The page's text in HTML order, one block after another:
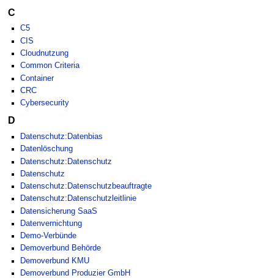
C
C5
CIS
Cloudnutzung
Common Criteria
Container
CRC
Cybersecurity
D
Datenschutz:Datenbias
Datenlöschung
Datenschutz:Datenschutz
Datenschutz
Datenschutz:Datenschutzbeauftragte
Datenschutz:Datenschutzleitlinie
Datensicherung SaaS
Datenvernichtung
Demo-Verbünde
Demoverbund Behörde
Demoverbund KMU
Demoverbund Produzier GmbH